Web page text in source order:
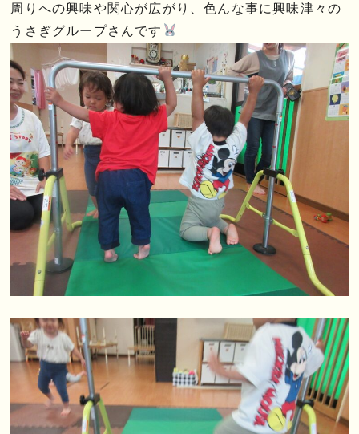
周りへの興味や関心が広がり、色んな事に興味津々の
うさぎグループさんです